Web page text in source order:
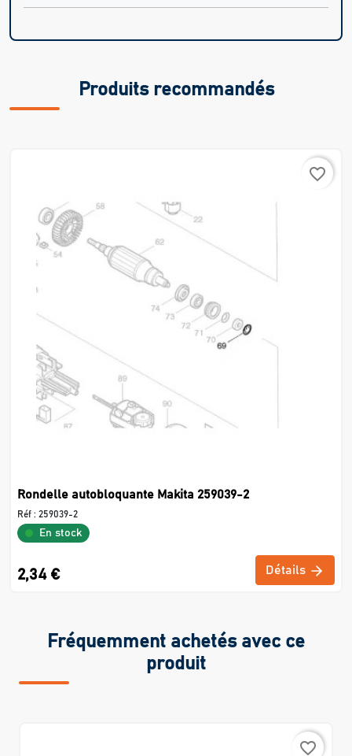
Produits recommandés
favorite_border
Rondelle autobloquante Makita 259039-2
Réf : 259039-2
En stock
2,34 € Détails
Fréquemment achetés avec ce
produit
favorite_border